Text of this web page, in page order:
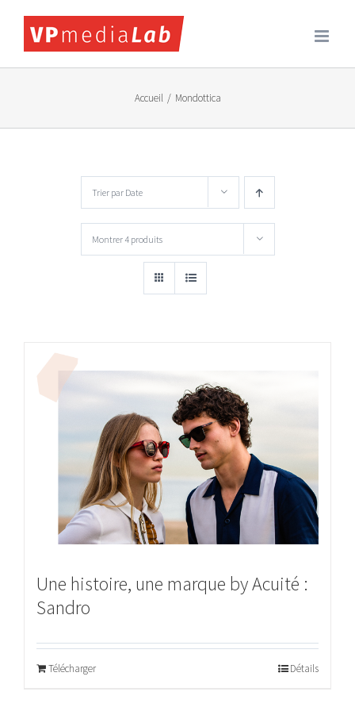
Accueil / Mondottica
Trier par Date
Montrer 4 produits
Une histoire, une marque by Acuité :
Sandro
Télécharger Détails